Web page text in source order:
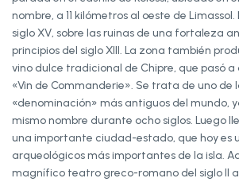
nombre, a 11 kilómetros al oeste de
siglo XV, sobre las ruinas de una fortaleza
principios del siglo XIII. La zona también
vino dulce tradicional de Chipre, que pasó
«Vin de Commanderie». Se trata de uno de
«denominación» más antiguos del mundo,
mismo nombre durante ocho siglos. Luego
una importante ciudad-estado, que hoy es
arqueológicos más importantes de la isla.
magnífico teatro greco-romano del siglo II